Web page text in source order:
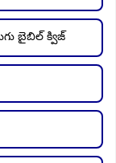
బైబిల్ క్విజ్